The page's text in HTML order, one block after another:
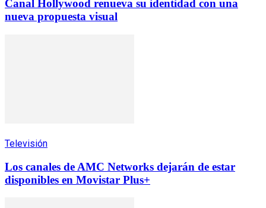
Canal Hollywood renueva su identidad con una
nueva propuesta visual
Televisión
Los canales de AMC Networks dejarán de estar
disponibles en Movistar Plus+